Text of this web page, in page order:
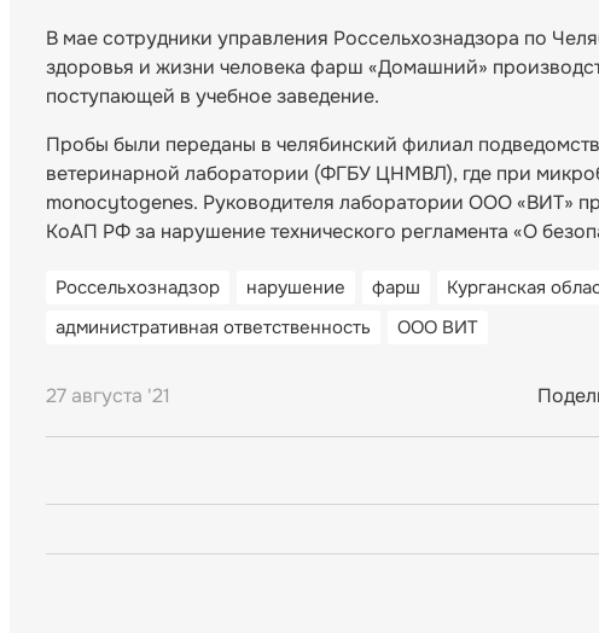
В мае сотрудники управления Россельхознадзора по
здоровья и жизни человека фарш «Домашний»
поступающей в учебное заведение.
Пробы были переданы в челябинский филиал
ветеринарной лаборатории (ФГБУ ЦНМВЛ), где при
monocytogenes. Руководителя лаборатории ООО «ВИТ»
КоАП РФ за нарушение технического регламента «О
Россельхознадзор нарушение фарш Курганская
административная ответственность
ООО ВИТ
27 августа '21